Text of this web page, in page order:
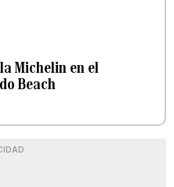
Michelin en el
Beach